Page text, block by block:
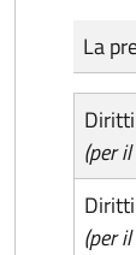
Tipo
La
(per
(per